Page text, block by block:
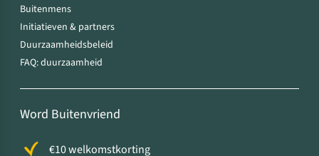
Buitenmens
Initiatieven & partners
Duurzaamheidsbeleid
FAQ: duurzaamheid
Word Buitenvriend
€10 welkomstkorting